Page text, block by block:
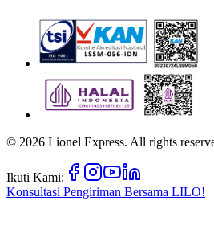
© 2026 Lionel Express. All rights
Ikuti Kami:
Konsultasi Pengiriman Bersama LILO!